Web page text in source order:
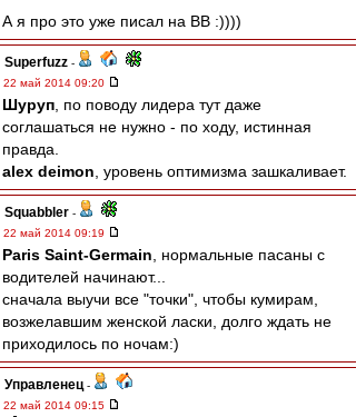
А я про это уже писал на ВВ :))))
Superfuzz -
22 май 2014 09:20
Шуруп , по поводу лидера тут даже
соглашаться не нужно - по ходу, истинная
правда.
alex deimon , уровень оптимизма зашкаливает.
Squabbler -
22 май 2014 09:19
Paris Saint-Germain , нормальные пасаны с
водителей начинают...
сначала выучи все "точки", чтобы кумирам,
возжелавшим женской ласки, долго ждать не
приходилось по ночам:)
Управленец -
22 май 2014 09:15